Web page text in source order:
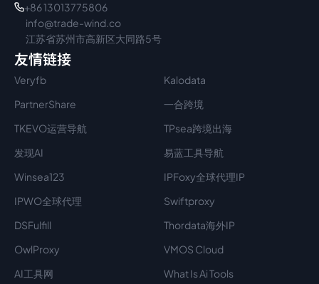
+86 13013775806
info@trade-wind.co
江苏省苏州市高新区大同路5号
友情链接
Veryfb
Kalodata
PartnerShare
一合跨境
TKEVO运营导航
TPsea跨境出海
发现AI
易蓝工具导航
Winsea123
IPFoxy全球代理IP
IPWO全球代理
Swiftproxy
DSFulfill
Thordata海外IP
OwlProxy
VMOS Cloud
AI工具网
What Is Ai Tools